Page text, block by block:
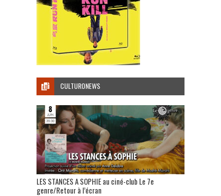
CULTURONEWS
LES STANCES A SOPHIE au ciné-club Le 7e
genre/Retour à l’écran